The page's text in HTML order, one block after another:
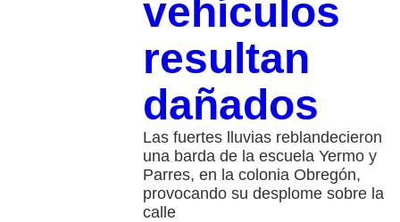
vehículos
resultan
dañados
Las fuertes lluvias reblandecieron
una barda de la escuela Yermo y
Parres, en la colonia Obregón,
provocando su desplome sobre la
calle